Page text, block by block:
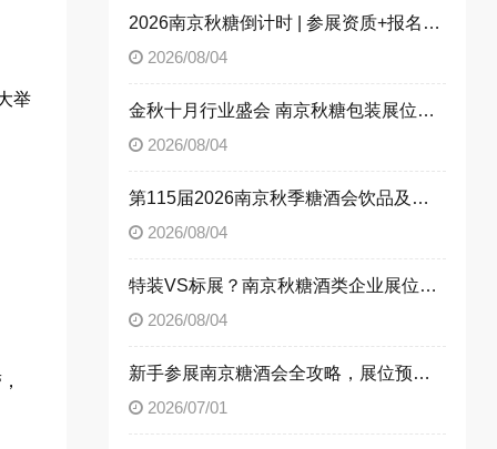
举
2026南京秋糖倒计时 | 参展资质+报名流程全攻略，别因手续不全错失良机（附材料清单）
2026/08/04
金秋十月行业盛会 南京秋糖包装展位限时合规抢订
2026/08/04
第115届2026南京秋季糖酒会饮品及乳制品展区展位申请技巧
2026/08/04
特装VS标展？南京秋糖酒类企业展位选择指南
2026/08/04
新手参展南京糖酒会全攻略，展位预定流程一次性讲清楚
2026/07/01